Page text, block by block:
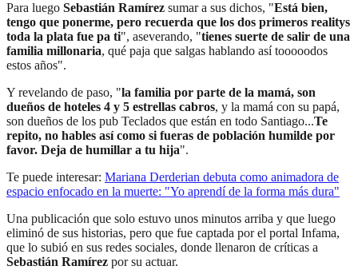
Para luego Sebastián Ramírez sumar a sus dichos, "Está bien,
tengo que ponerme, pero recuerda que los dos primeros realitys
toda la plata fue pa ti", aseverando, "tienes suerte de salir de una
familia millonaria, qué paja que salgas hablando así tooooodos
estos años".
Y revelando de paso, "la familia por parte de la mamá, son
dueños de hoteles 4 y 5 estrellas cabros, y la mamá con su papá,
son dueños de los pub Teclados que están en todo Santiago...Te
repito, no hables así como si fueras de población humilde por
favor. Deja de humillar a tu hija".
Te puede interesar: Mariana Derderian debuta como animadora de
espacio enfocado en la muerte: "Yo aprendí de la forma más dura"
Una publicación que solo estuvo unos minutos arriba y que luego
eliminó de sus historias, pero que fue captada por el portal Infama,
que lo subió en sus redes sociales, donde llenaron de críticas a
Sebastián Ramírez por su actuar.